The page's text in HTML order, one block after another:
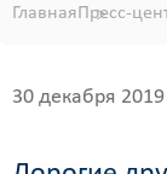
ГлавнаяПресс-
30 декабря 2019